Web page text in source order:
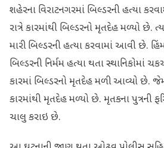
શહેરના વિરાટનગરમાં બિલ્ડરની હત્યા
રાત્રે કારમાંથી બિલ્ડરનો મૃતદેહ મળ્યો છે.
મારી બિલ્ડરની હત્યા કરવામાં આવી છે.
બિલ્ડરની નિર્મમ હત્યા થતા સ્થાનિકોમાં
કારમાં બિલ્ડરનો મૃતદેહ મળી આવ્યો છે.
કારમાંથી મૃતદેહ મળ્યો છે. મૃતકના પુત્રની
ચાલુ કરાઇ છે.